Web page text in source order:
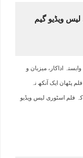
ویڈیو گیم
اداکار، میزبان و
پٹھان ایک آنکھ نہ
فلم اسٹوری لیس ویڈیو